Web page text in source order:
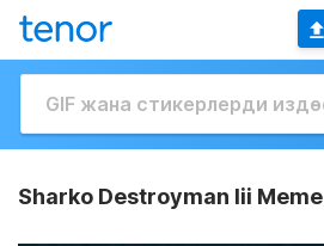
Sharko Destroyman Iii Meme